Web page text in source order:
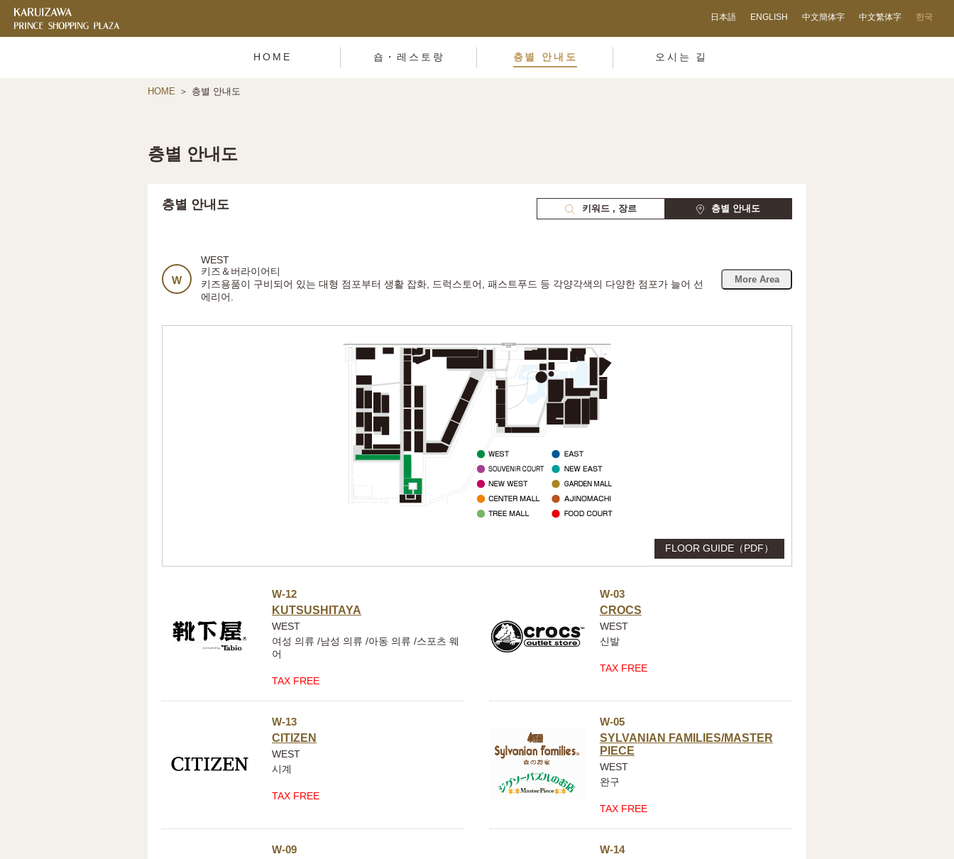
日本語 ENGLISH 中文簡体字 中文繁体字 한국
HOME 숍・레스토랑 층별 안내도 오시는 길
HOME 층별 안내도
층별 안내도
층별 안내도 키워드 , 장르 층별 안내도
W
WEST
키즈＆버라이어티
키즈용품이 구비되어 있는 대형 점포부터 생활 잡화, 드럭스토어, 패스트푸드 등 각양각색의 다양한 점포가 늘어 선
에리어.
More Area
FLOOR GUIDE（PDF）
W-12
KUTSUSHITAYA
WEST
여성 의류 /남성 의류 /아동 의류 /스포츠 웨
어
TAX FREE
W-03
CROCS
WEST
신발
TAX FREE
W-13
CITIZEN
WEST
시계
TAX FREE
W-05
SYLVANIAN FAMILIES/MASTER
PIECE
WEST
완구
TAX FREE
W-09
W-14